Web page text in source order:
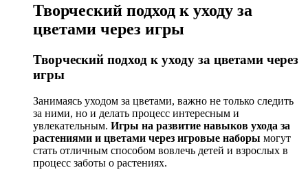
Творческий подход к уходу за
цветами через игры
Творческий подход к уходу за цветами через
игры
Занимаясь уходом за цветами, важно не только следить
за ними, но и делать процесс интересным и
увлекательным. Игры на развитие навыков ухода за
растениями и цветами через игровые наборы могут
стать отличным способом вовлечь детей и взрослых в
процесс заботы о растениях.